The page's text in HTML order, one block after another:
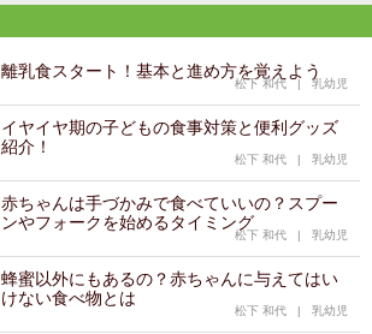
離乳食スタート！基本と進め方を覚えよう
松下 和代 | 乳幼児
イヤイヤ期の子どもの食事対策と便利グッズ
紹介！
松下 和代 | 乳幼児
赤ちゃんは手づかみで食べていいの？スプー
ンやフォークを始めるタイミング
松下 和代 | 乳幼児
蜂蜜以外にもあるの？赤ちゃんに与えてはい
けない食べ物とは
松下 和代 | 乳幼児